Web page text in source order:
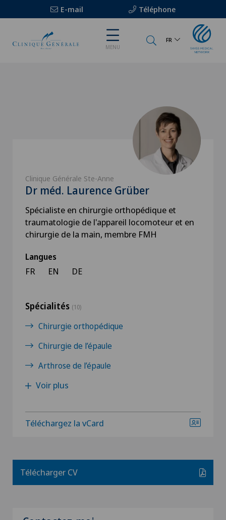
E-mail Téléphone
MENU
FR
Clinique Générale Ste-Anne
Dr méd. Laurence Grüber
Spécialiste en chirurgie orthopédique et
traumatologie de l'appareil locomoteur et en
chirurgie de la main, membre FMH
Langues
FR EN DE
Spécialités (10)
Chirurgie orthopédique
Chirurgie de l’épaule
Arthrose de l’épaule
Voir plus
Téléchargez la vCard
Télécharger CV